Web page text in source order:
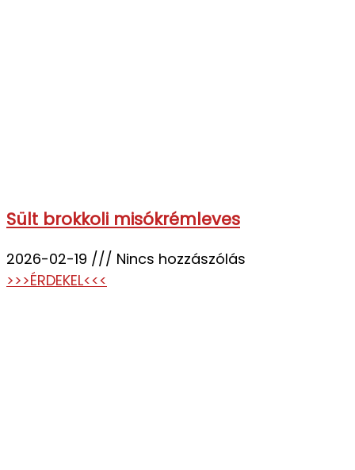
Sült brokkoli misókrémleves
2026-02-19
Nincs hozzászólás
>>>ÉRDEKEL<<<